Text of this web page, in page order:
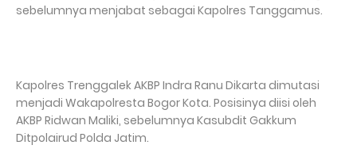
sebelumnya menjabat sebagai Kapolres Tanggamus.
Kapolres Trenggalek AKBP Indra Ranu Dikarta dimutasi
menjadi Wakapolresta Bogor Kota. Posisinya diisi oleh
AKBP Ridwan Maliki, sebelumnya Kasubdit Gakkum
Ditpolairud Polda Jatim.